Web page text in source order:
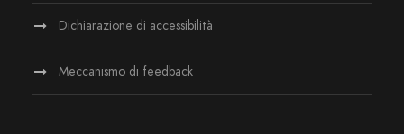
Dichiarazione di accessibilità
Meccanismo di feedback